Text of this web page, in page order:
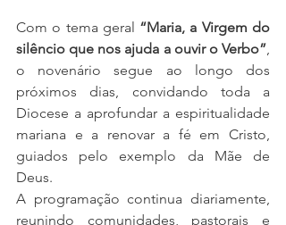
Com o tema geral “Maria, a Virgem do
silêncio que nos ajuda a ouvir o Verbo”,
o novenário segue ao longo dos
próximos dias, convidando toda a
Diocese a aprofundar a espiritualidade
mariana e a renovar a fé em Cristo,
guiados pelo exemplo da Mãe de
Deus.
A programação continua diariamente,
reunindo comunidades, pastorais e